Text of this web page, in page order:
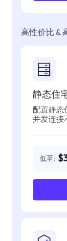
高性价比 &
静态住
配置静态
并发连接
低至: